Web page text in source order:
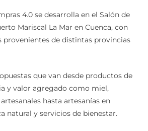
4.0 se desarrolla en el Salón de
Mariscal La Mar en Cuenca, con
provenientes de distintas provincias
que van desde productos de
y valor agregado como miel,
hasta artesanías en
natural y servicios de bienestar.